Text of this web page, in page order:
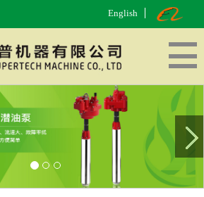
English
走进思普
工厂面貌
联系我们